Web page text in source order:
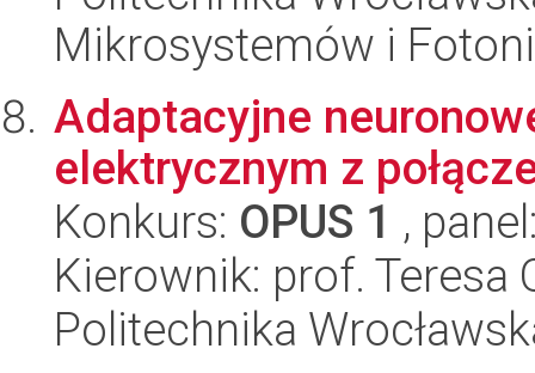
Mikrosystemów i
Adaptacyjne
elektrycznym z
Konkurs: OPUS 1 ,
Kierownik: prof. Teresa
Politechnika